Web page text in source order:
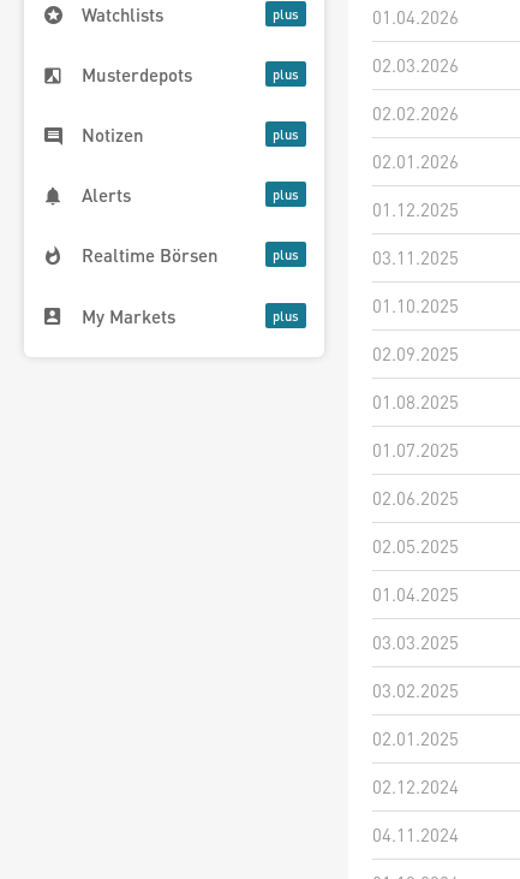
Watchlists
Musterdepots
Notizen
Alerts
Realtime Börsen
My Markets
01.04.2026
02.03.2026
02.02.2026
02.01.2026
01.12.2025
03.11.2025
01.10.2025
02.09.2025
01.08.2025
01.07.2025
02.06.2025
02.05.2025
01.04.2025
03.03.2025
03.02.2025
02.01.2025
02.12.2024
04.11.2024